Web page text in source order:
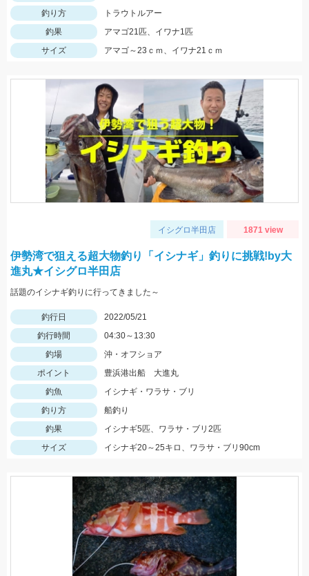
釣り方
トラウトルアー
釣果
アマゴ21匹、イワナ1匹
サイズ
アマゴ～23ｃｍ、イワナ21ｃｍ
イシグロ半田店 1871 view
伊勢湾で狙える超大物釣り「イシナギ」釣りに挑戦!by大
進丸★イシグロ半田店
話題のイシナギ釣りに行ってきました～
釣行日
2022/05/21
釣行時間
04:30～13:30
釣場
沖・オフショア
ポイント
豊浜港出船 大進丸
釣魚
イシナギ・ワラサ・ブリ
釣り方
船釣り
釣果
イシナギ5匹、ワラサ・ブリ2匹
サイズ
イシナギ20～25キロ、ワラサ・ブリ90cm